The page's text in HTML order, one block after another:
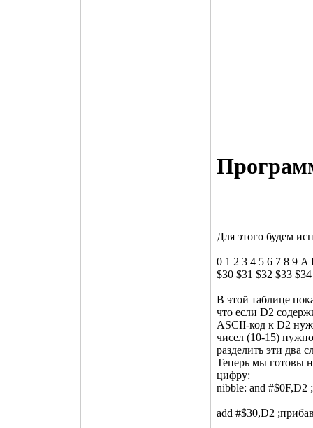
Для этого будем
0 1 2 3 4 5 6 7 8 9 A
$30 $31 $32 $33
В этой таблице
что если D2
ASCII-код к D2
чисел (10-15)
разделить эти два
Теперь мы готовы
цифру:
nibble: and #$0F,D2
add #$30,D2